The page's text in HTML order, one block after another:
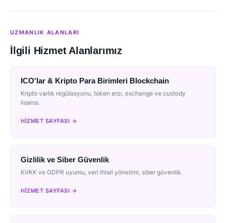
UZMANLIK ALANLARI
İlgili Hizmet Alanlarımız
ICO'lar & Kripto Para Birimleri Blockchain
Kripto varlık regülasyonu, token arzı, exchange ve custody
lisansı.
HIZMET SAYFASI →
Gizlilik ve Siber Güvenlik
KVKK ve GDPR uyumu, veri ihlali yönetimi, siber güvenlik.
HIZMET SAYFASI →